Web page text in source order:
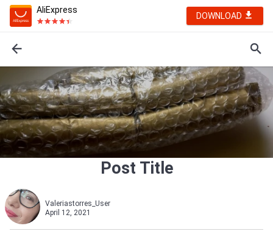
AliExpress
DOWNLOAD
Post Title
Valeriastorres_User
April 12, 2021